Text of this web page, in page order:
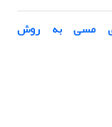
مسی به روش